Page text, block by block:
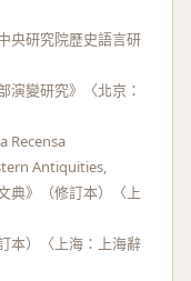
央研究院歷史語言研
演變研究》〈北京：
Recensa
Antiquities,
典》（修訂本）〈上
本）〈上海：上海辭